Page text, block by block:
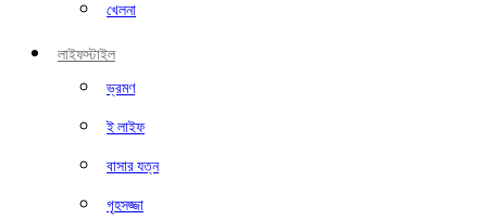
খেলনা
লাইফস্টাইল
ভ্রমণ
ই লাইফ
বাসার যত্ন
গৃহসজ্জা